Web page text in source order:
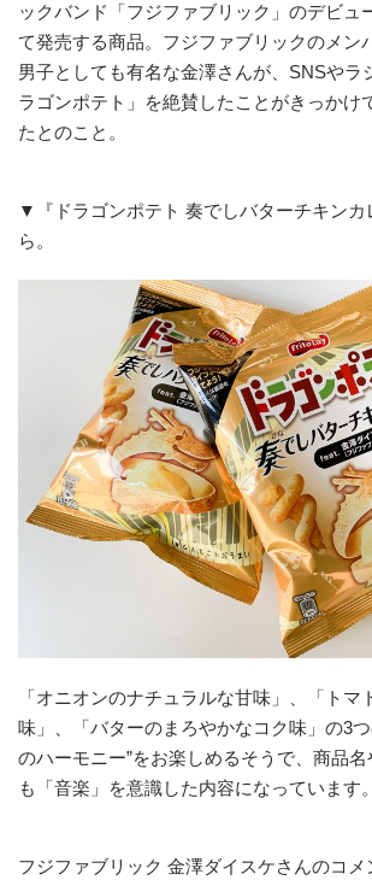
ックバンド「フジファブリック」のデビュ
て発売する商品。フジファブリックのメン
男子としても有名な金澤さんが、SNSやラ
ラゴンポテト」を絶賛したことがきっかけ
たとのこと。
▼『ドラゴンポテト 奏でしバターチキンカ
ら。
「オニオンのナチュラルな甘味」、「トマ
味」、「バターのまろやかなコク味」の3
のハーモニー”をお楽しめるそうで、商品
も「音楽」を意識した内容になっています。
フジファブリック 金澤ダイスケさんのコメ